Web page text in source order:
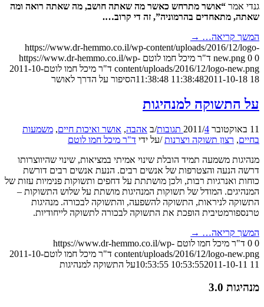
גנדי אמר “אושר מתרחש כאשר מה שאתה חושב, מה שאתה רואה ומה
שאתה, מתאחדים בהרמוניה”, זה די קרוב….
המשך קריאה… →
https://www.dr-hemmo.co.il/wp-content/uploads/2016/12/logo-
new.png 0 0 ד"ר מיכל חמו לוטם https://www.dr-hemmo.co.il/wp-
content/uploads/2016/12/logo-new.png ד"ר מיכל חמו לוטם2011-10-
18 11:38:48
2011-10-18 11:38:48 הסיפור על הדרך לאושר
על התשוקה למנהיגות
11 באוקטובר 2011 /4 תגובות /ב אהבה, אושר ואיכות חיים, משמעות
בחיים, רצון תשוקה ויצרנות /על ידי ד"ר מיכל חמו לוטם
מנהיגות משמעה תמיד הובלת שינוי אמיתי במציאות, שינוי שהיווצרותו
דרשה הנעה והצטרפות של אנשים רבים. הנעת אנשים רבים דורשת
כוחות ואנרגיות רבות, ולכן מושתתת על דחפים ותשוקות פנימיות עזות של
המנהיגים. המודל של תשוקות המנהיגות מושתת על שלוש התשוקות –
התשוקה לניראות, התשוקה להשפעה, והתשוקה לבכורה. מנהיגות
טרנספורמטיבית הופכת את התשוקה לבכורה לתשוקה לייחודיות.
המשך קריאה… →
0
0 ד"ר מיכל חמו לוטם https://www.dr-hemmo.co.il/wp-
content/uploads/2016/12/logo-new.png ד"ר מיכל חמו לוטם2011-10-
11 10:53:55
2011-10-11 10:53:55 על התשוקה למנהיגות
מנהיגות 3.0